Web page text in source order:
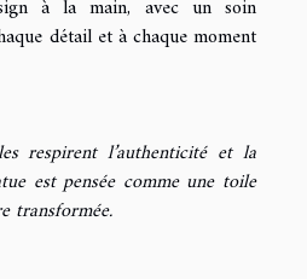
à la main, avec un soin
détail et à chaque moment
respirent l’authenticité et la
est pensée comme une toile
transformée.